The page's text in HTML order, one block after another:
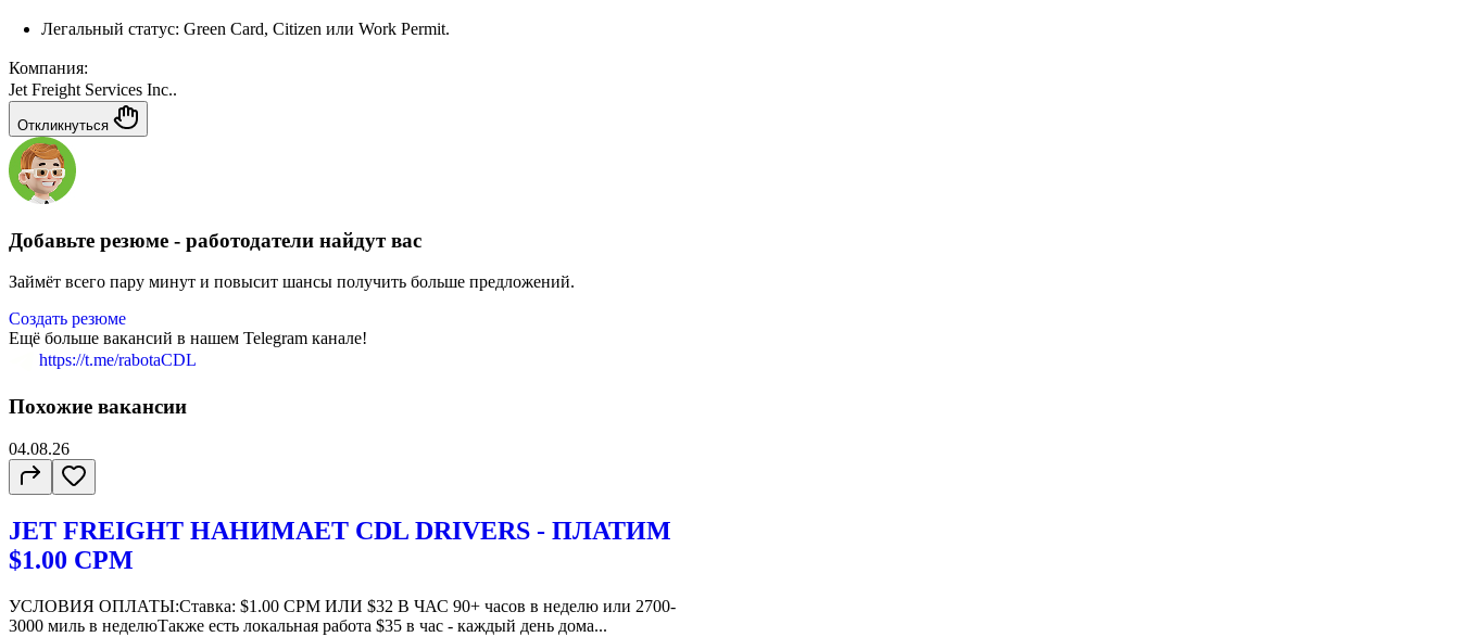
Легальный статус: Green Card, Citizen или Work Permit.
Компания:
Jet Freight Services Inc..
Откликнуться
Добавьте резюме - работодатели найдут вас
Займёт всего пару минут и повысит шансы получить больше предложений.
Создать резюме
Ещё больше вакансий в нашем Telegram канале!
https://t.me/rabotaCDL
Похожие вакансии
04.08.26
JET FREIGHT НАНИМАЕТ CDL DRIVERS - ПЛАТИМ
$1.00 CPM
УСЛОВИЯ ОПЛАТЫ:Ставка: $1.00 CPM ИЛИ $32 В ЧАС 90+ часов в неделю или 2700-
3000 миль в неделюТакже есть локальная работа $35 в час - каждый день дома...